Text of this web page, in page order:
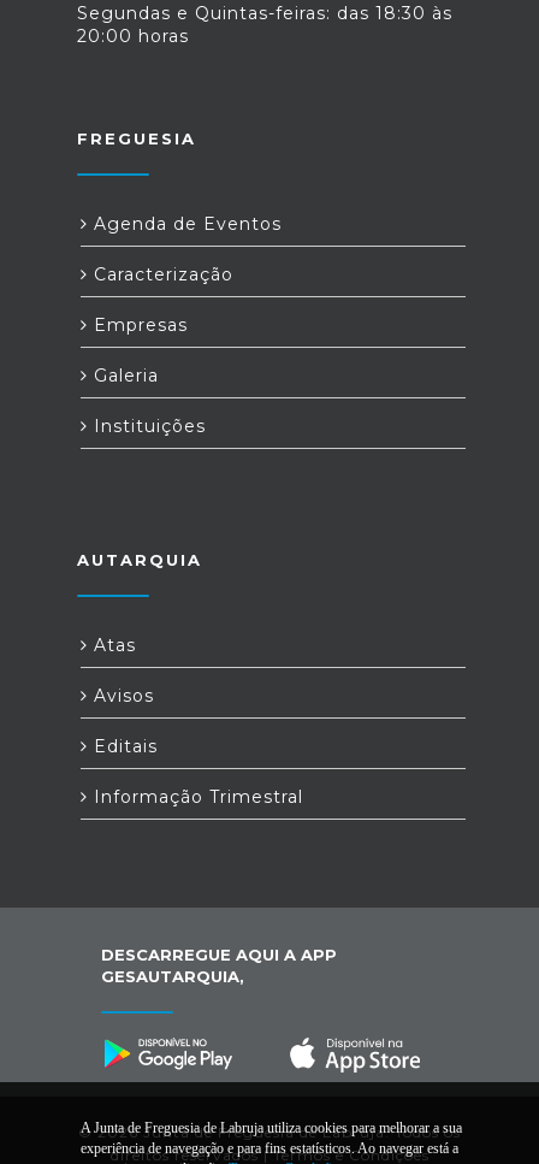
Segundas e Quintas-feiras: das 18:30 às
20:00 horas
FREGUESIA
Agenda de Eventos
Caracterização
Empresas
Galeria
Instituições
AUTARQUIA
Atas
Avisos
Editais
Informação Trimestral
DESCARREGUE AQUI A APP
GESAUTARQUIA,
© 2026 Junta de Freguesia de Labruja. Todos os
direitos reservados |Termos e Condições
A Junta de Freguesia de Labruja utiliza cookies para melhorar a sua
experiência de navegação e para fins estatísticos. Ao navegar está a